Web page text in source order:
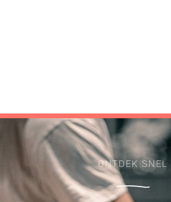
ONTDEK SNEL